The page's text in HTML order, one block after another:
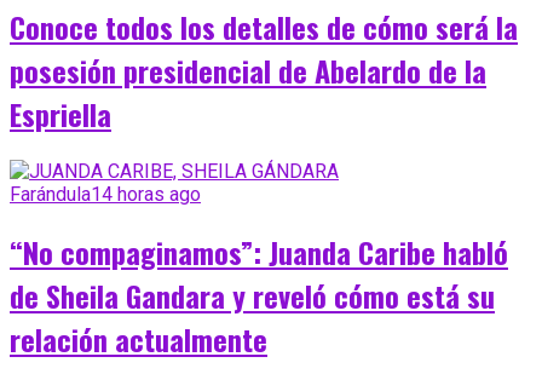
Conoce todos los detalles de cómo será la
posesión presidencial de Abelardo de la
Espriella
Farándula14 horas ago
“No compaginamos”: Juanda Caribe habló
de Sheila Gandara y reveló cómo está su
relación actualmente